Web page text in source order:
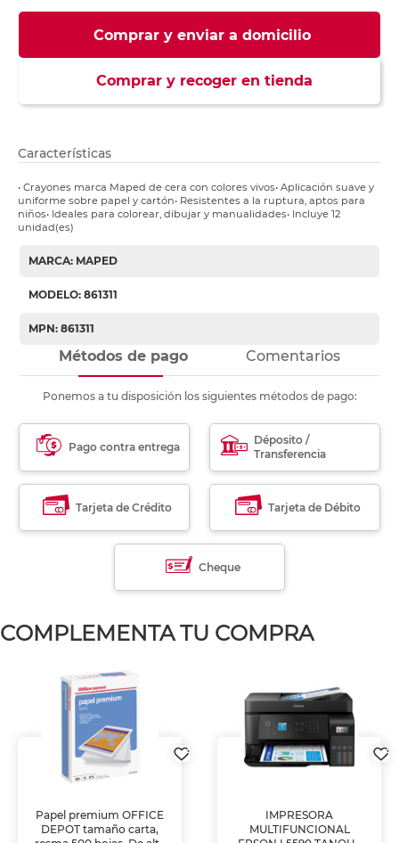
Comprar y enviar a domicilio
Comprar y recoger en tienda
Características
• Crayones marca Maped de cera con colores vivos• Aplicación suave y
uniforme sobre papel y cartón• Resistentes a la ruptura, aptos para
niños• Ideales para colorear, dibujar y manualidades• Incluye 12
unidad(es)
MARCA: MAPED
MODELO: 861311
MPN: 861311
Métodos de pago Comentarios
Ponemos a tu disposición los siguientes métodos de pago:
Pago contra entrega
Déposito /
Transferencia
Tarjeta de Crédito Tarjeta de Débito
Cheque
COMPLEMENTA TU COMPRA
Papel premium OFFICE
DEPOT tamaño carta,
IMPRESORA
MULTIFUNCIONAL